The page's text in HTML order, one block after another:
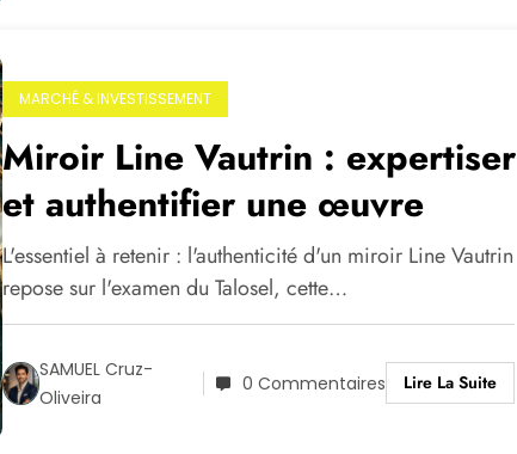
MARCHÉ & INVESTISSEMENT
Miroir Line Vautrin : expertiser
et authentifier une œuvre
L'essentiel à retenir : l'authenticité d'un miroir Line Vautrin
repose sur l'examen du Talosel, cette…
SAMUEL Cruz-
Oliveira
0 Commentaires Lire La Suite